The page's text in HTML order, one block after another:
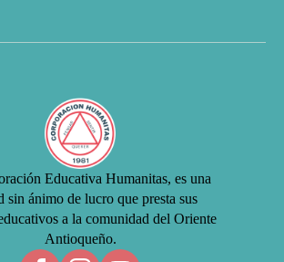
Educativa Humanitas, es una
sin ánimo de lucro que presta sus
a la comunidad del Oriente
Antioqueño.